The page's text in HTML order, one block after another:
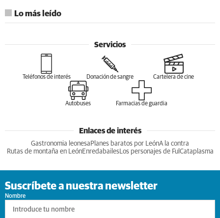
Lo más leído
Servicios
Teléfonos de interés Donación de sangre Cartelera de cine
Autobuses Farmacias de guardia
Enlaces de interés
Gastronomia leonesa Planes baratos por LeónA la contra
Rutas de montaña en LeónEnredabailesLos personajes de Ful Cataplasma
Suscríbete a nuestra newsletter
Nombre